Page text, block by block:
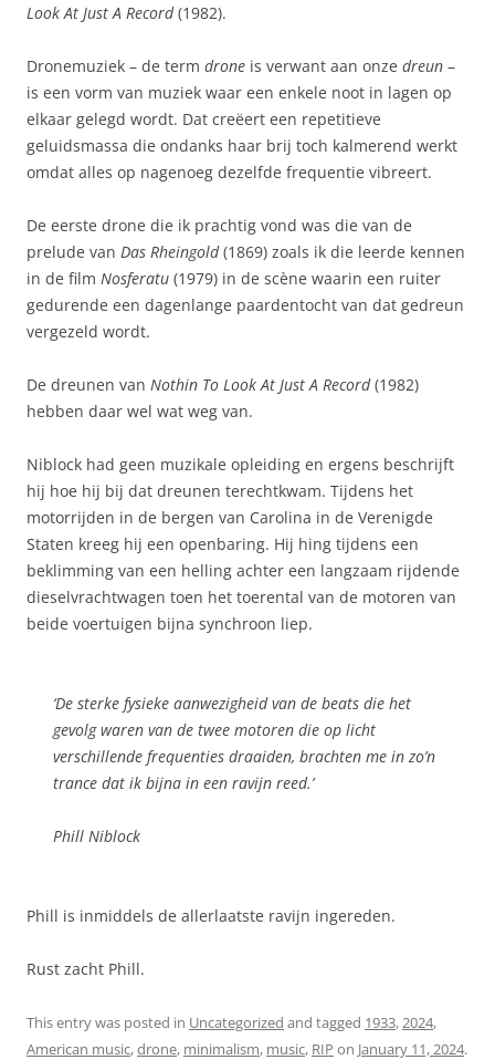
Look At Just A Record(1982).
Dronemuziek – de term drone is verwant aan onze dreun –
is een vorm van muziek waar een enkele noot in lagen op
elkaar gelegd wordt. Dat creëert een repetitieve
geluidsmassa die ondanks haar brij toch kalmerend werkt
omdat alles op nagenoeg dezelfde frequentie vibreert.
De eerste drone die ik prachtig vond was die van de
prelude van Das Rheingold(1869) zoals ik die leerde kennen
in de film Nosferatu (1979) in de scène waarin een ruiter
gedurende een dagenlange paardentocht van dat gedreun
vergezeld wordt.
De dreunen van Nothin To Look At Just A Record(1982)
hebben daar wel wat weg van.
Niblock had geen muzikale opleiding en ergens beschrijft
hij hoe hij bij dat dreunen terechtkwam. Tijdens het
motorrijden in de bergen van Carolina in de Verenigde
Staten kreeg hij een openbaring. Hij hing tijdens een
beklimming van een helling achter een langzaam rijdende
dieselvrachtwagen toen het toerental van de motoren van
beide voertuigen bijna synchroon liep.
‘De sterke fysieke aanwezigheid van de beats die het
gevolg waren van de twee motoren die op licht
verschillende frequenties draaiden, brachten me in zo’n
trance dat ik bijna in een ravijn reed.’
Phill Niblock
Phill is inmiddels de allerlaatste ravijn ingereden.
Rust zacht Phill.
This entry was posted in Uncategorized and tagged 1933,2024,
American music,drone, minimalism, music, RIP on January 11, 2024.